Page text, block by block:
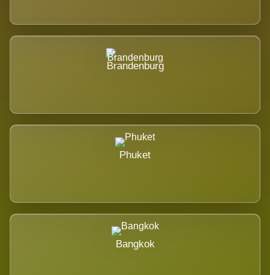
Brandenburg
Phuket
Bangkok